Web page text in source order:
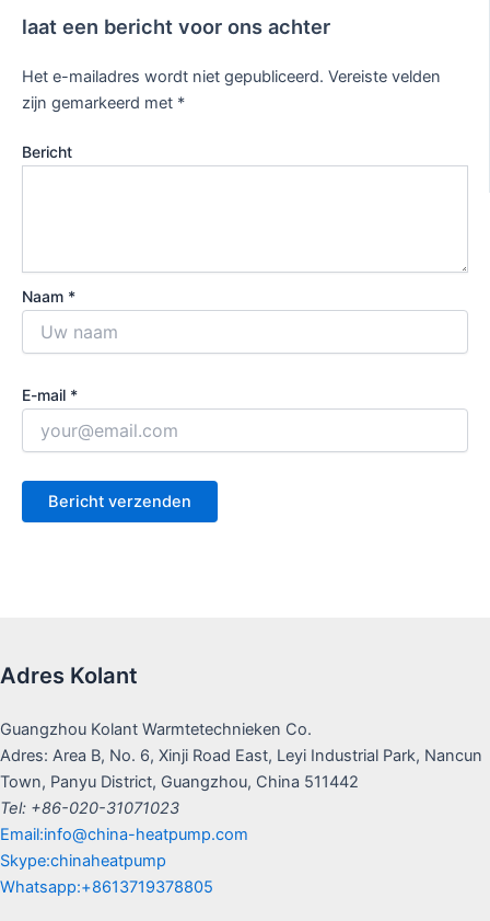
laat een bericht voor ons achter
Het e-mailadres wordt niet gepubliceerd. Vereiste velden
zijn gemarkeerd met *
Bericht
Naam *
E-mail *
Adres Kolant
Guangzhou Kolant Warmtetechnieken Co.
Adres: Area B, No. 6, Xinji Road East, Leyi Industrial Park, Nancun
Town, Panyu District, Guangzhou, China 511442
Tel: +86-020-31071023
Email:info@china-heatpump.com
Skype:chinaheatpump
Whatsapp:+8613719378805